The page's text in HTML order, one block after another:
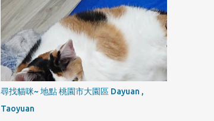
1
尋找貓咪~ 地點 桃園市大園區 Dayuan ,
Taoyuan